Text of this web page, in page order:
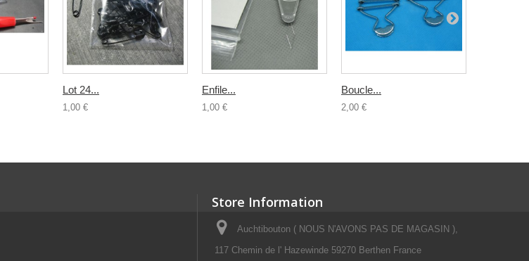
Lot 24...
1,00 €
Enfile...
1,00 €
Boucle...
2,00 €
Store Information
Auchtibouton ( NOUS N'AVONS PAS DE MAGASIN ),
117 Chemin de l' Hazewinde 59270 Berthen France